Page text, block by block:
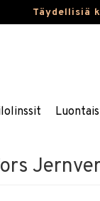
Täydellisiä